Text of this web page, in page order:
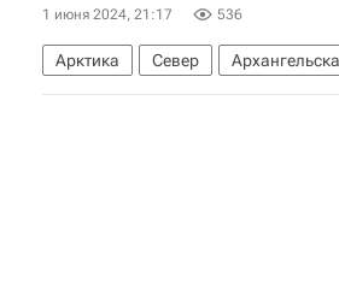
1 июня 2024, 21:17 536
Арктика Север
Александр Цыбульский